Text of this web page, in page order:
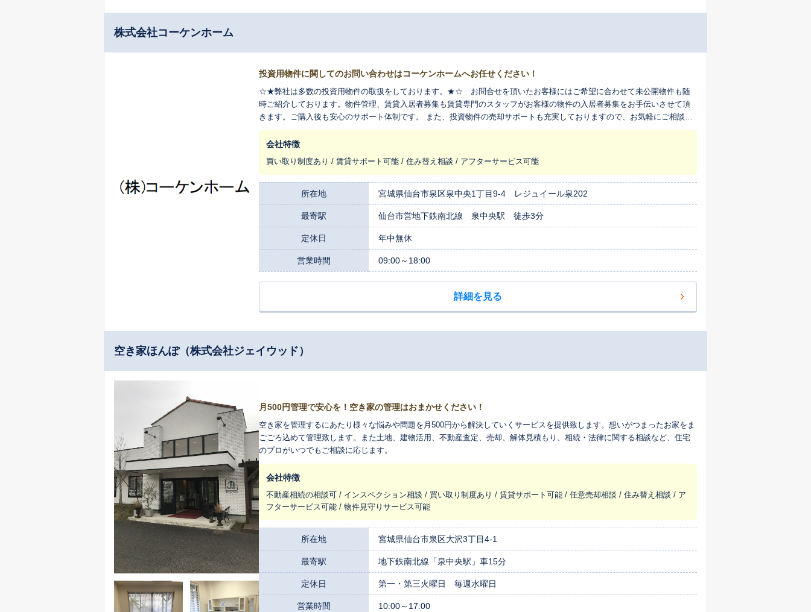
株式会社コーケンホーム
投資用物件に関してのお問い合わせはコーケンホームへお任せください！
☆★弊社は多数の投資用物件の取扱をしております。★☆ お問合せを頂いたお客様にはご希望に合わせて未公開物件も随
時ご紹介しております。物件管理、賃貸入居者募集も賃貸専門のスタッフがお客様の物件の入居者募集をお手伝いさせて頂
きます。ご購入後も安心のサポート体制です。 また、投資物件の売却サポートも充実しておりますので、お気軽にご相談下
さい。
会社特徴
買い取り制度あり / 賃貸サポート可能 / 住み替え相談 / アフターサービス可能
所在地 宮城県仙台市泉区泉中央1丁目9-4 レジュイール泉202
最寄駅 仙台市営地下鉄南北線 泉中央駅 徒歩3分
定休日 年中無休
営業時間 09:00～18:00
詳細を見る
空き家ほんぽ（株式会社ジェイウッド）
月500円管理で安心を！空き家の管理はおまかせください！
空き家を管理するにあたり様々な悩みや問題を月500円から解決していくサービスを提供致します。想いがつまったお家をま
ごごろ込めて管理致します。また土地、建物活用、不動産査定、売却、解体見積もり、相続・法律に関する相談など、住宅
のプロがいつでもご相談に応じます。
会社特徴
不動産相続の相談可 / インスペクション相談 / 買い取り制度あり / 賃貸サポート可能 / 任意売却相談 / 住み替え相談 / ア
フターサービス可能 / 物件見守りサービス可能
所在地 宮城県仙台市泉区大沢3丁目4-1
最寄駅 地下鉄南北線「泉中央駅」車15分
定休日 第一・第三火曜日 毎週水曜日
営業時間 10:00～17:00